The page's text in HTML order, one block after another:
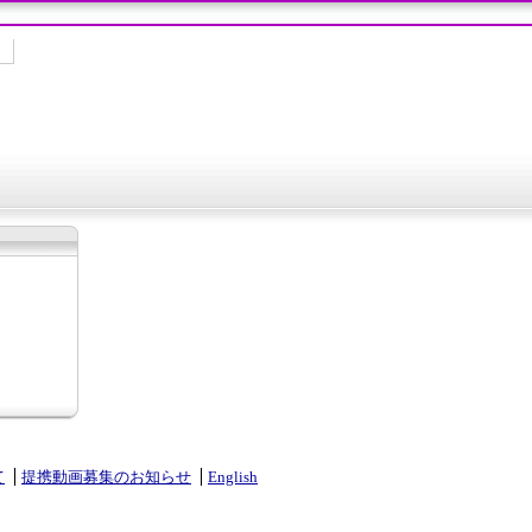
提携動画募集のお知らせ English